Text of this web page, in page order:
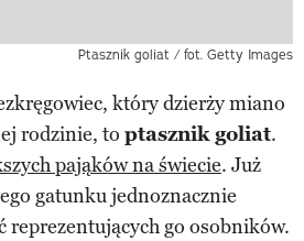
Ptasznik goliat / fot. Getty Images
który dzierży miano
rodzinie, to ptasznik goliat.
pająków na świecie. Już
gatunku jednoznacznie
reprezentujących go osobników.